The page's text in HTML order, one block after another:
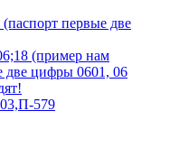
первые две
(пример нам
две цифры 0601, 06
579